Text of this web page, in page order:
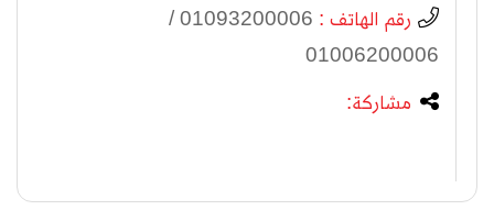
رقم الهاتف :
01093200006 /
01006200006
مشاركة: